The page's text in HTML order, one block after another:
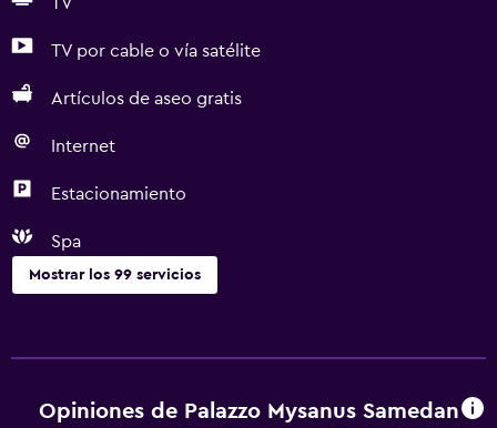
TV por cable o vía satélite
Artículos de aseo gratis
Internet
Estacionamiento
Spa
Mostrar los 99 servicios
Escuela de esquí
Opiniones de Palazzo Mysanus Samedan